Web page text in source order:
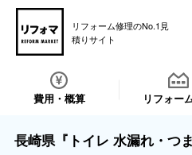
リフォーム修理のNo.1見
積りサイト
費用・概算 リフォー
長崎県『トイレ 水漏れ・つ